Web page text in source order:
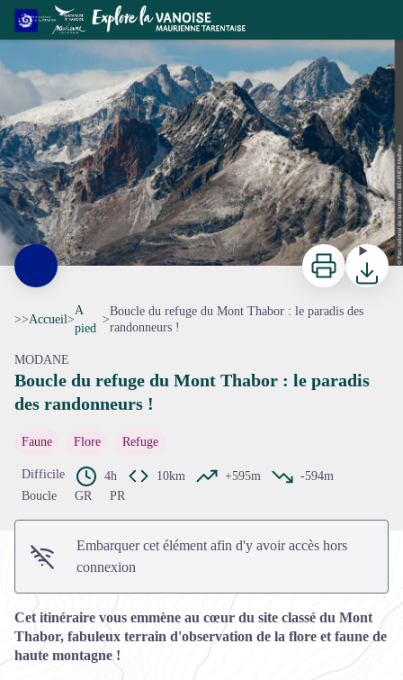
Boucle du refuge du Mont Thabor : le paradis des randonneurs !
Imprimer
>>Accueil>
A
pied
>
Boucle du refuge du Mont Thabor : le paradis des
randonneurs !
MODANE
Boucle du refuge du Mont Thabor : le paradis
des randonneurs !
Faune Flore Refuge
Difficile 4h 10km +595m
-594m
Boucle
GR PR
Embarquer cet élément afin d'y avoir accès hors
connexion
Cet itinéraire vous emmène au cœur du site classé du Mont
Thabor, fabuleux terrain d'observation de la flore et faune de
haute montagne !